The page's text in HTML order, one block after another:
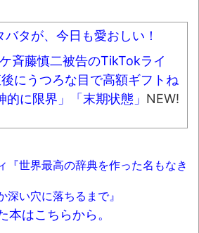
バタが、今日も愛おしい！
斉藤慎二被告のTikTokライ
にうつろな目で高額ギフトね
的に限界」「末期状態」 NEW!
本音】「ああァ、だまされち
れる時はアメリカへ生れるぞ」
若者たちの言葉
ちパパ「残念！実はゲイでし
"の被害、広がる……
『世界最高の辞典を作った名もなき
深い穴に落ちるまで』
本はこちらから。